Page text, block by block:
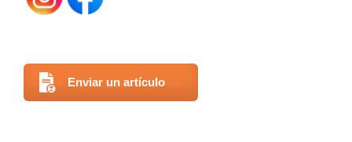
Enviar un artículo